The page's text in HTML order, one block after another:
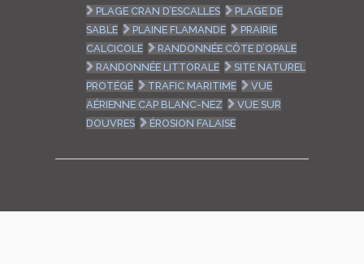
PLAGE CRAN D’ESCALLES
PLAGE DE
SABLE
PLAINE FLAMANDE
PRAIRIE
CALCICOLE
RANDONNÉE CÔTE D’OPALE
RANDONNÉE LITTORALE
SITE NATUREL
PROTÉGÉ
TRAFIC MARITIME
VUE
AÉRIENNE CAP BLANC-NEZ
VUE SUR
DOUVRES
ÉROSION FALAISE